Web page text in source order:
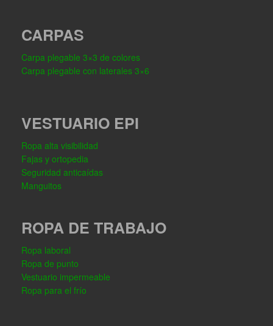
CARPAS
Carpa plegable 3×3 de colores
Carpa plegable con laterales 3×6
VESTUARIO EPI
Ropa alta visibilidad
Fajas y ortopedia
Seguridad anticaídas
Manguitos
ROPA DE TRABAJO
Ropa laboral
Ropa de punto
Vestuario impermeable
Ropa para el frío